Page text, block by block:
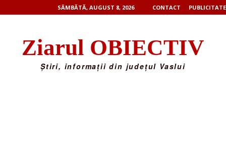
SÂMBĂTĂ, AUGUST 8, 2026 CONTACT PUBLICITATE
Ziarul OBIECTIV
Știri, informații din județul Vaslui